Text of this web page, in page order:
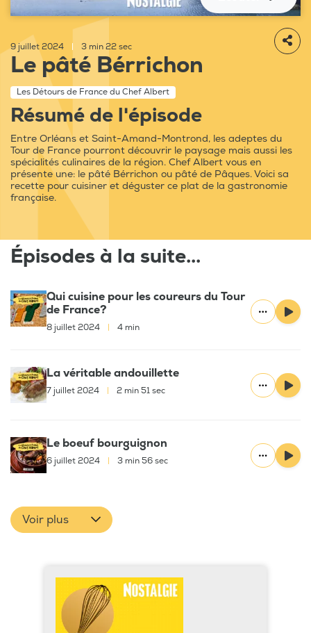
9 juillet 2024 3 min 22 sec
Le pâté Bérrichon
Les Détours de France du Chef Albert
Résumé de l'épisode
Entre Orléans et Saint-Amand-Montrond, les adeptes du
Tour de France pourront découvrir le paysage mais aussi les
spécialités culinaires de la région. Chef Albert vous en
présente une: le pâté Bérrichon ou pâté de Pâques. Voici sa
recette pour cuisiner et déguster ce plat de la gastronomie
française.
Épisodes à la suite...
Qui cuisine pour les coureurs du Tour
de France?
8 juillet 2024 4 min
La véritable andouillette
7 juillet 2024 2 min 51 sec
Le boeuf bourguignon
6 juillet 2024 3 min 56 sec
Voir plus